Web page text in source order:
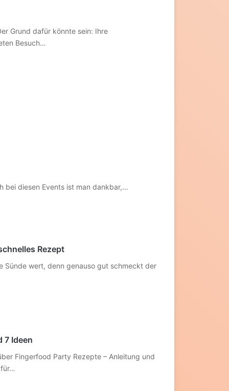
Grund dafür könnte sein: Ihre
Besuch…
bei diesen Events ist man dankbar,…
Rezept
Sünde wert, denn genauso gut schmeckt der
7 Ideen
Fingerfood Party Rezepte – Anleitung und